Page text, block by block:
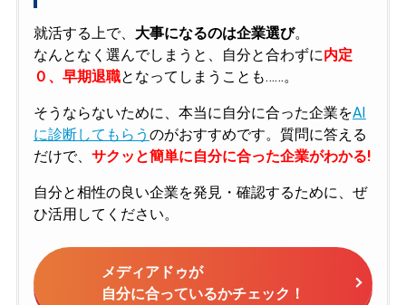
就活する上で、 大事になるのは企業選び。
なんとなく選んでしまうと、自分と合わずに内定
０、早期退職となってしまうことも……。
そうならないために、本当に自分に合った企業をAI
に診断してもらう のがおすすめです。質問に答える
だけで、 サクッと簡単に自分に合った企業がわかる!
自分と相性の良い企業を発見・確認するために、ぜ
ひ活用してください。
メディアドゥが
自分に合っているかチェック！